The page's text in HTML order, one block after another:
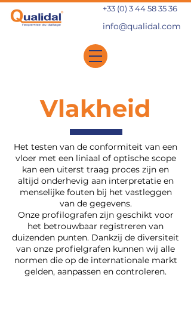
+33 (0) 3 44 58 35 36
info@qualidal.com
Vlakheid
Het testen van de conformiteit van een
vloer met een liniaal of optische scope
kan een uiterst traag proces zijn en
altijd onderhevig aan interpretatie en
menselijke fouten bij het vastleggen
van de gegevens.
Onze profilografen zijn geschikt voor
het betrouwbaar registreren van
duizenden punten. Dankzij de diversiteit
van onze profielgrafen kunnen wij alle
normen die op de internationale markt
gelden, aanpassen en controleren.